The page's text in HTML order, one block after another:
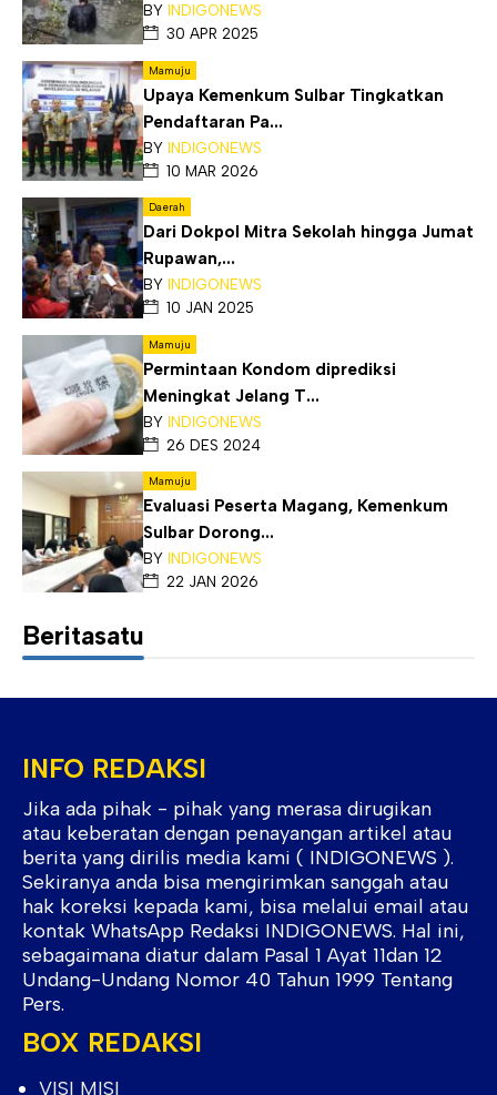
BY INDIGONEWS
30 APR 2025
Mamuju
Upaya Kemenkum Sulbar Tingkatkan
Pendaftaran Pa...
BY INDIGONEWS
10 MAR 2026
Daerah
Dari Dokpol Mitra Sekolah hingga Jumat
Rupawan,...
BY INDIGONEWS
10 JAN 2025
Mamuju
Permintaan Kondom diprediksi
Meningkat Jelang T...
BY INDIGONEWS
26 DES 2024
Mamuju
Evaluasi Peserta Magang, Kemenkum
Sulbar Dorong...
BY INDIGONEWS
22 JAN 2026
Beritasatu
INFO REDAKSI
Jika ada pihak - pihak yang merasa dirugikan
atau keberatan dengan penayangan artikel atau
berita yang dirilis media kami ( INDIGONEWS ).
Sekiranya anda bisa mengirimkan sanggah atau
hak koreksi kepada kami, bisa melalui email atau
kontak WhatsApp Redaksi INDIGONEWS. Hal ini,
sebagaimana diatur dalam Pasal 1 Ayat 11dan 12
Undang-Undang Nomor 40 Tahun 1999 Tentang
Pers.
BOX REDAKSI
VISI MISI